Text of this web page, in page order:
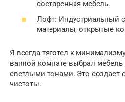
состаренная мебель.
Лофт: Индустриальный
материалы, открытые
Я всегда тяготел к
ванной комнате выбрал
светлыми тонами. Это создает
чистоты.